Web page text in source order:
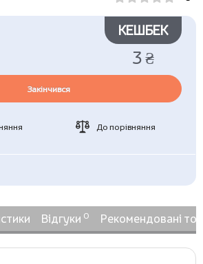
КЕШБЕК
3 ₴
Закінчився
До порівняння
Відгуки 0 Рекомендовані